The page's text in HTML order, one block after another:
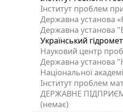
Інститут проблем
Державна установа
Державна установа
Український
Науковий центр
Державна установа
Національної
Інститут проблем
ДЕРЖАВНЕ
(немає)